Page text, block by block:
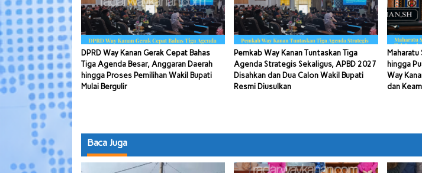
DPRD Way Kanan Gerak Cepat Bahas
Tiga Agenda Besar, Anggaran Daerah
hingga Proses Pemilihan Wakil Bupati
Mulai Bergulir
Pemkab Way Kanan Tuntaskan Tiga
Agenda Strategis Sekaligus, APBD 2027
Disahkan dan Dua Calon Wakil Bupati
Resmi Diusulkan
hingga
Way
dan
Baca Juga